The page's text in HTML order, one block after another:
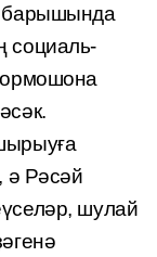
барышында
социаль-
ә Рәсәй
шулай